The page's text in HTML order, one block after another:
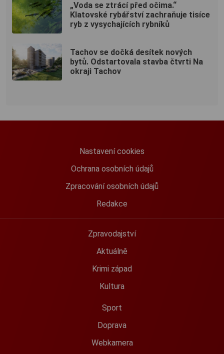
„Voda se ztrácí před očima.“
Klatovské rybářství zachraňuje tisíce
ryb z vysychajících rybníků
Tachov se dočká desítek nových
bytů. Odstartovala stavba čtvrti Na
okraji Tachov
Nastavení cookies
Ochrana osobních údajů
Zpracování osobních údajů
Redakce
Zpravodajství
Aktuálně
Krimi západ
Kultura
Sport
Doprava
Webkamera